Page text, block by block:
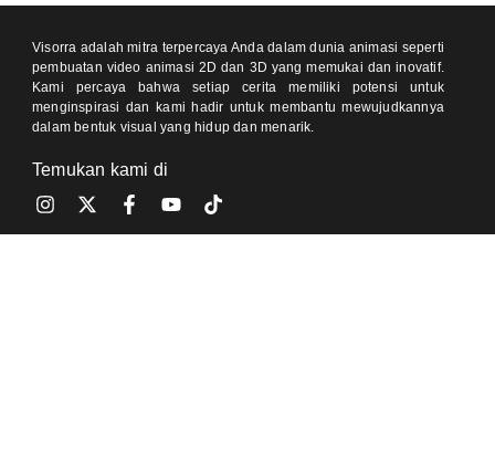
Visorra adalah mitra terpercaya Anda dalam dunia animasi seperti
pembuatan video animasi 2D dan 3D yang memukai dan inovatif.
Kami percaya bahwa setiap cerita memiliki potensi untuk
menginspirasi dan kami hadir untuk membantu mewujudkannya
dalam bentuk visual yang hidup dan menarik.
Temukan kami di